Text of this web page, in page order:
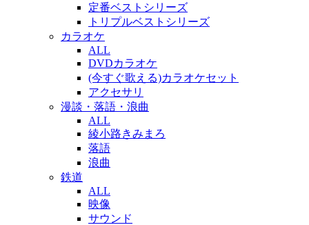
定番ベストシリーズ
トリプルベストシリーズ
カラオケ
ALL
DVDカラオケ
(今すぐ歌える)カラオケセット
アクセサリ
漫談・落語・浪曲
ALL
綾小路きみまろ
落語
浪曲
鉄道
ALL
映像
サウンド